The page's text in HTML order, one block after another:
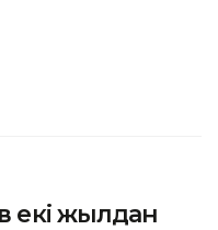
екі жылдан